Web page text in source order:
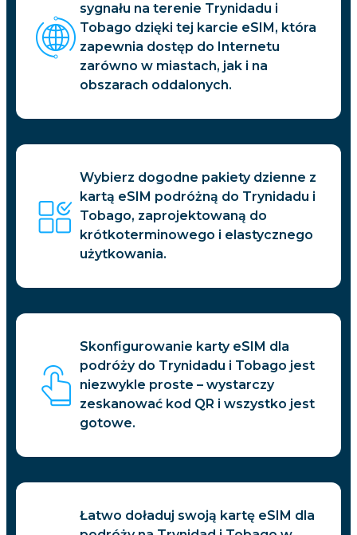
sygnału na terenie Trynidadu i
Tobago dzięki tej karcie eSIM, która
zapewnia dostęp do Internetu
zarówno w miastach, jak i na
obszarach oddalonych.
Wybierz dogodne pakiety dzienne z
kartą eSIM podróżną do Trynidadu i
Tobago, zaprojektowaną do
krótkoterminowego i elastycznego
użytkowania.
Skonfigurowanie karty eSIM dla
podróży do Trynidadu i Tobago jest
niezwykle proste – wystarczy
zeskanować kod QR i wszystko jest
gotowe.
Łatwo doładuj swoją kartę eSIM dla